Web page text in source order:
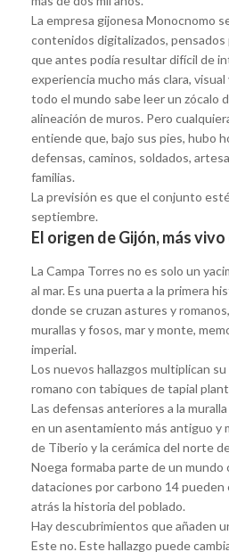
La empresa gijonesa Monocnomo
contenidos digitalizados,
que antes podía resultar difícil de
experiencia mucho más clara,
todo el mundo sabe leer un zócalo
alineación de muros. Pero
entiende que, bajo sus pies, hubo
defensas, caminos, soldados,
familias.
La previsión es que el conjunto
septiembre.
El origen de Gijón, más
La Campa Torres no es solo un
al mar. Es una puerta a la primera
donde se cruzan astures y
murallas y fosos, mar y monte,
imperial.
Los nuevos hallazgos multiplican
romano con tabiques de tapial
Las defensas anteriores a la
en un asentamiento más antiguo y
de Tiberio y la cerámica del norte
Noega formaba parte de un
dataciones por carbono 14 pueden
atrás la historia del poblado.
Hay descubrimientos que añaden
Este no. Este hallazgo puede